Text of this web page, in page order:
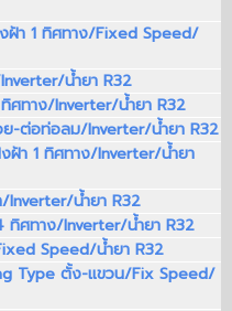
ฝ้า 1 ทิศทาง/Fixed Speed/
น้ำยา R32
ศทาง/Inverter/น้ำยา R32
-ต่อท่อลม/Inverter/น้ำยา R32
ฝ้า 1 ทิศทาง/Inverter/น้ำยา
Inverter/น้ำยา R32
ทิศทาง/Inverter/น้ำยา R32
Speed/น้ำยา R32
Type ตั้ง-แขวน/Fix Speed/